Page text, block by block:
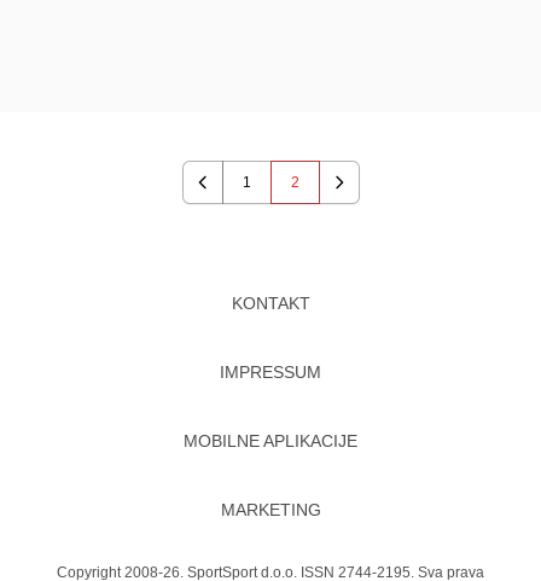
Previous
1 2
Next
KONTAKT
IMPRESSUM
MOBILNE APLIKACIJE
MARKETING
Copyright 2008-26. SportSport d.o.o. ISSN 2744-2195. Sva prava